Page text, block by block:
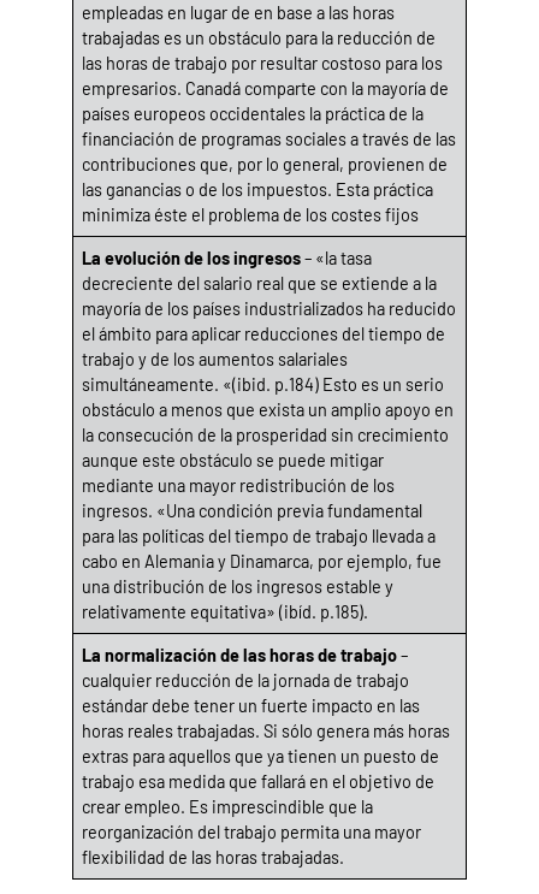
empleadas en lugar de en base a las horas
trabajadas es un obstáculo para la reducción de
las horas de trabajo por resultar costoso para los
empresarios. Canadá comparte con la mayoría de
países europeos occidentales la práctica de la
financiación de programas sociales a través de las
contribuciones que, por lo general, provienen de
las ganancias o de los impuestos. Esta práctica
minimiza éste el problema de los costes fijos
La evolución de los ingresos– «la tasa
decreciente del salario real que se extiende a la
mayoría de los países industrializados ha reducido
el ámbito para aplicar reducciones del tiempo de
trabajo y de los aumentos salariales
simultáneamente. «(ibid. p.184) Esto es un serio
obstáculo a menos que exista un amplio apoyo en
la consecución de la prosperidad sin crecimiento
aunque este obstáculo se puede mitigar
mediante una mayor redistribución de los
ingresos. «Una condición previa fundamental
para las políticas del tiempo de trabajo llevada a
cabo en Alemania y Dinamarca, por ejemplo, fue
una distribución de los ingresos estable y
relativamente equitativa» (ibíd. p.185).
La normalización de las horas de trabajo–
cualquier reducción de la jornada de trabajo
estándar debe tener un fuerte impacto en las
horas reales trabajadas. Si sólo genera más horas
extras para aquellos que ya tienen un puesto de
trabajo esa medida que fallará en el objetivo de
crear empleo. Es imprescindible que la
reorganización del trabajo permita una mayor
flexibilidad de las horas trabajadas.